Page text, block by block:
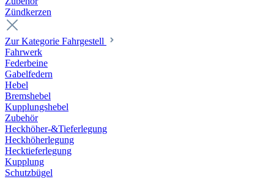
Zündkerzen
Zur Kategorie Fahrgestell
Fahrwerk
Federbeine
Gabelfedern
Hebel
Bremshebel
Kupplungshebel
Zubehör
Heckhöher-&Tieferlegung
Heckhöherlegung
Hecktieferlegung
Kupplung
Schutzbügel